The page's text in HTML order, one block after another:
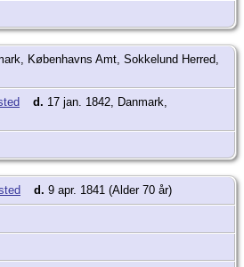
Københavns Amt, Sokkelund Herred,
d. 17 jan. 1842, Danmark,
d. 9 apr. 1841 (Alder 70 år)